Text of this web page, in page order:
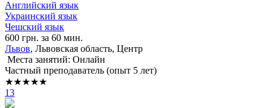
Английский язык
Украинский язык
Чешский язык
600 грн. за 60 мин.
Львов, Львовская область, Центр
Места занятий: Онлайн
Частный преподаватель (опыт 5 лет)
★★★★★
13